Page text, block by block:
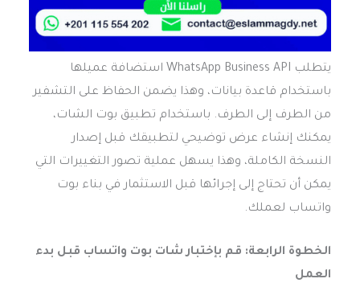
يتطلب WhatsApp Business API استضافة عميلها
باستخدام قاعدة بيانات، وهذا يضمن الحفاظ على التشفير
من الطرف إلى الطرف. باستخدام تطبيق بوت الشات،
يمكنك إنشاء عرض توضيحي لتطبيقك قبل إصدار
النسخة الكاملة، وهذا يسهل عملية تصور التغييرات التي
يمكن أن تحتاج إلى إجرائها قبل الاستثمار في بناء بوت
واتساب لعملك.
الخطوة الرابعة: قم بإختبار شات بوت واتساب قبل بدء
العمل